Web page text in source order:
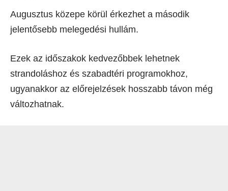
Augusztus közepe körül érkezhet a második
jelentősebb melegedési hullám.
Ezek az időszakok kedvezőbbek lehetnek
strandoláshoz és szabadtéri programokhoz,
ugyanakkor az előrejelzések hosszabb távon még
változhatnak.